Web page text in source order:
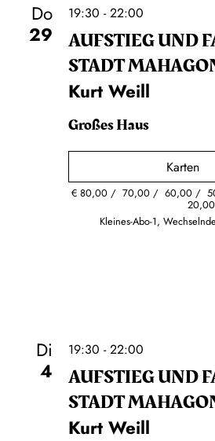
Do
29
19:30 - 22:00
AUFSTIEG UND
STADT
Kurt Weill
Großes Haus
Karten
€80,00 70,00 60,00
20,00
Kleines-Abo-1,
Di
4
19:30 - 22:00
AUFSTIEG UND
STADT
Kurt Weill